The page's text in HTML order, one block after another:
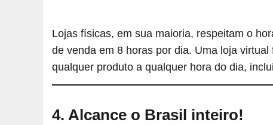
Lojas físicas, em sua maioria, respeitam o
de venda em 8 horas por dia. Uma loja
qualquer produto a qualquer hora do dia,
4. Alcance o Brasil inteiro!